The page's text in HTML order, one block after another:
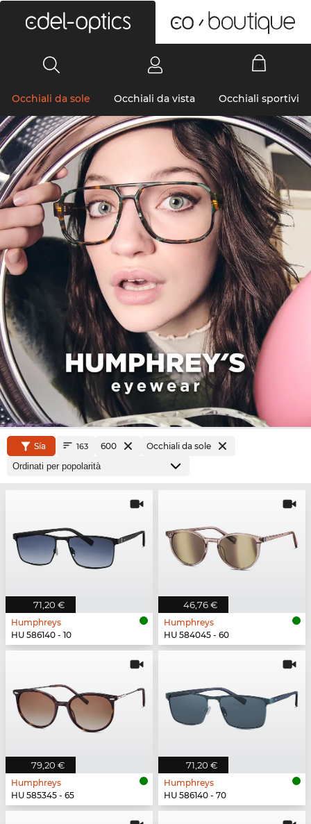
Occhiali da sole Occhiali da vista Occhiali sportivi
Sía 163 600 Occhiali da sole
71,20 €
Humphreys
HU 586140 - 10
46,76 €
Humphreys
HU 584045 - 60
79,20 €
Humphreys
HU 585345 - 65
71,20 €
Humphreys
HU 586140 - 70